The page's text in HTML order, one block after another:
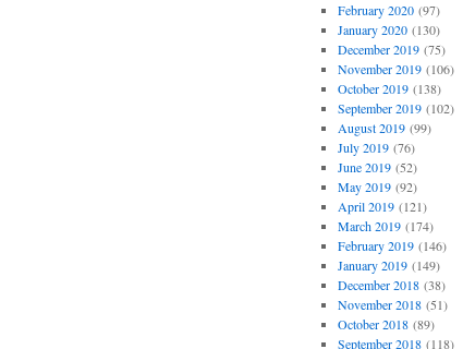
February 2020(97)
January 2020(130)
December 2019(75)
November 2019(106)
October 2019(138)
September 2019(102)
August 2019(99)
July 2019(76)
June 2019(52)
May 2019(92)
April 2019(121)
March 2019(174)
February 2019(146)
January 2019(149)
December 2018(38)
November 2018(51)
October 2018(89)
September 2018(118)